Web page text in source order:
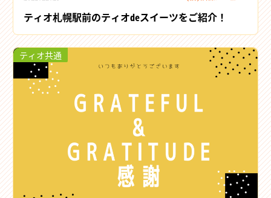
ティオ札幌駅前のティオdeスイーツをご紹介！
ティオ共通